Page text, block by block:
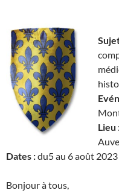
Lieu
Dates :du5 au 6 août 2023
Bonjour à tous,